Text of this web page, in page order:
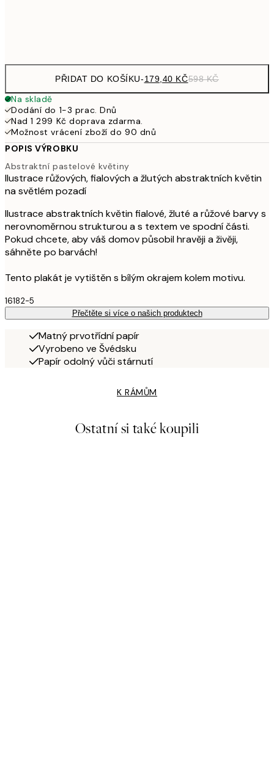
PŘIDAT DO KOŠÍKU-179,40 KČ598 KČ
Na skladě
Dodání do 1-3 prac. Dnů
Nad 1 299 Kč doprava zdarma.
Možnost vrácení zboží do 90 dnů
POPIS VÝROBKU
Abstraktní pastelové květiny
Ilustrace růžových, fialových a žlutých abstraktních květin
na světlém pozadí
Ilustrace abstraktních květin fialové, žluté a růžové barvy s
nerovnoměrnou strukturou a s textem ve spodní části.
Pokud chcete, aby váš domov působil hravěji a živěji,
sáhněte po barvách!
Tento plakát je vytištěn s bílým okrajem kolem motivu.
16182-5
Přečtěte si více o našich produktech
Matný prvotřídní papír
Vyrobeno ve Švédsku
Papír odolný vůči stárnutí
K RÁMŮM
Ostatní si také koupili